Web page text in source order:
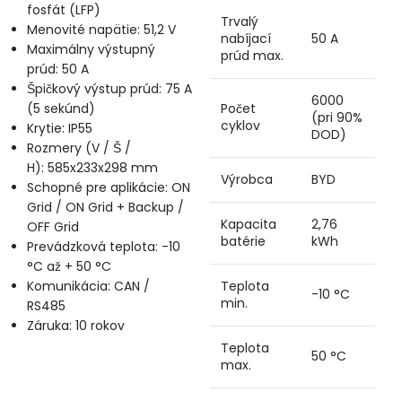
fosfát (LFP)
Menovité napätie: 51,2 V
Maximálny výstupný
prúd: 50 A
Špičkový výstup prúd: 75 A
(5 sekúnd)
Krytie: IP55
Rozmery (V / Š /
H): 585x233x298 mm
Schopné pre aplikácie: ON
Grid / ON Grid + Backup /
OFF Grid
Prevádzková teplota: -10
°C až + 50 °C
Komunikácia: CAN /
RS485
Záruka: 10 rokov
Trvalý
nabíjací
prúd max.
50 A
Počet
cyklov
6000
(pri 90%
DOD)
Výrobca BYD
Kapacita
batérie
2,76
kWh
Teplota
min.
-10 °C
Teplota
max.
50 °C